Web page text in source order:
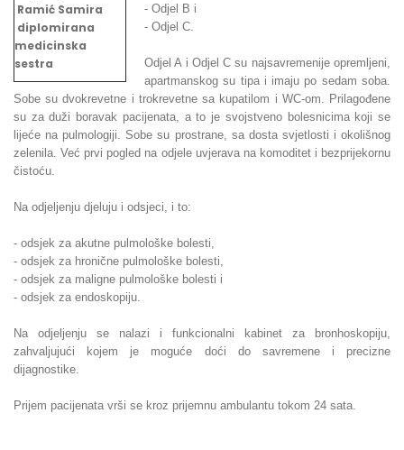
Ramić Samira
diplomirana
medicinska
sestra
- Odjel B i
- Odjel C.
Odjel A i Odjel C su najsavremenije opremljeni,
apartmanskog su tipa i imaju po sedam soba.
Sobe su dvokrevetne i trokrevetne sa kupatilom i WC-om. Prilagođene
su za duži boravak pacijenata, a to je svojstveno bolesnicima koji se
lijeće na pulmologiji. Sobe su prostrane, sa dosta svjetlosti i okolišnog
zelenila. Već prvi pogled na odjele uvjerava na komoditet i bezprijekornu
čistoću.
Na odjeljenju djeluju i odsjeci, i to:
- odsjek za akutne pulmološke bolesti,
- odsjek za hronične pulmološke bolesti,
- odsjek za maligne pulmološke bolesti i
- odsjek za endoskopiju.
Na odjeljenju se nalazi i funkcionalni kabinet za bronhoskopiju,
zahvaljujući kojem je moguće doći do savremene i precizne
dijagnostike.
Prijem pacijenata vrši se kroz prijemnu ambulantu tokom 24 sata.